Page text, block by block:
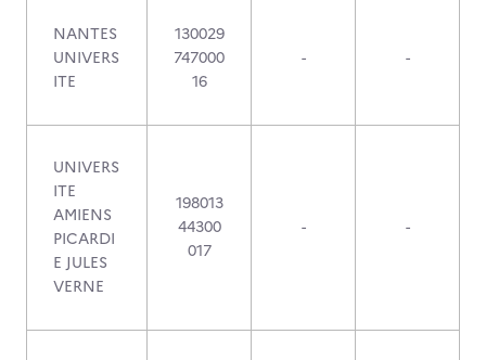
NANTES
UNIVERS
ITE
130029
747000
16
- -
UNIVERS
ITE
AMIENS
PICARDI
E JULES
VERNE
198013
44300
017
- -